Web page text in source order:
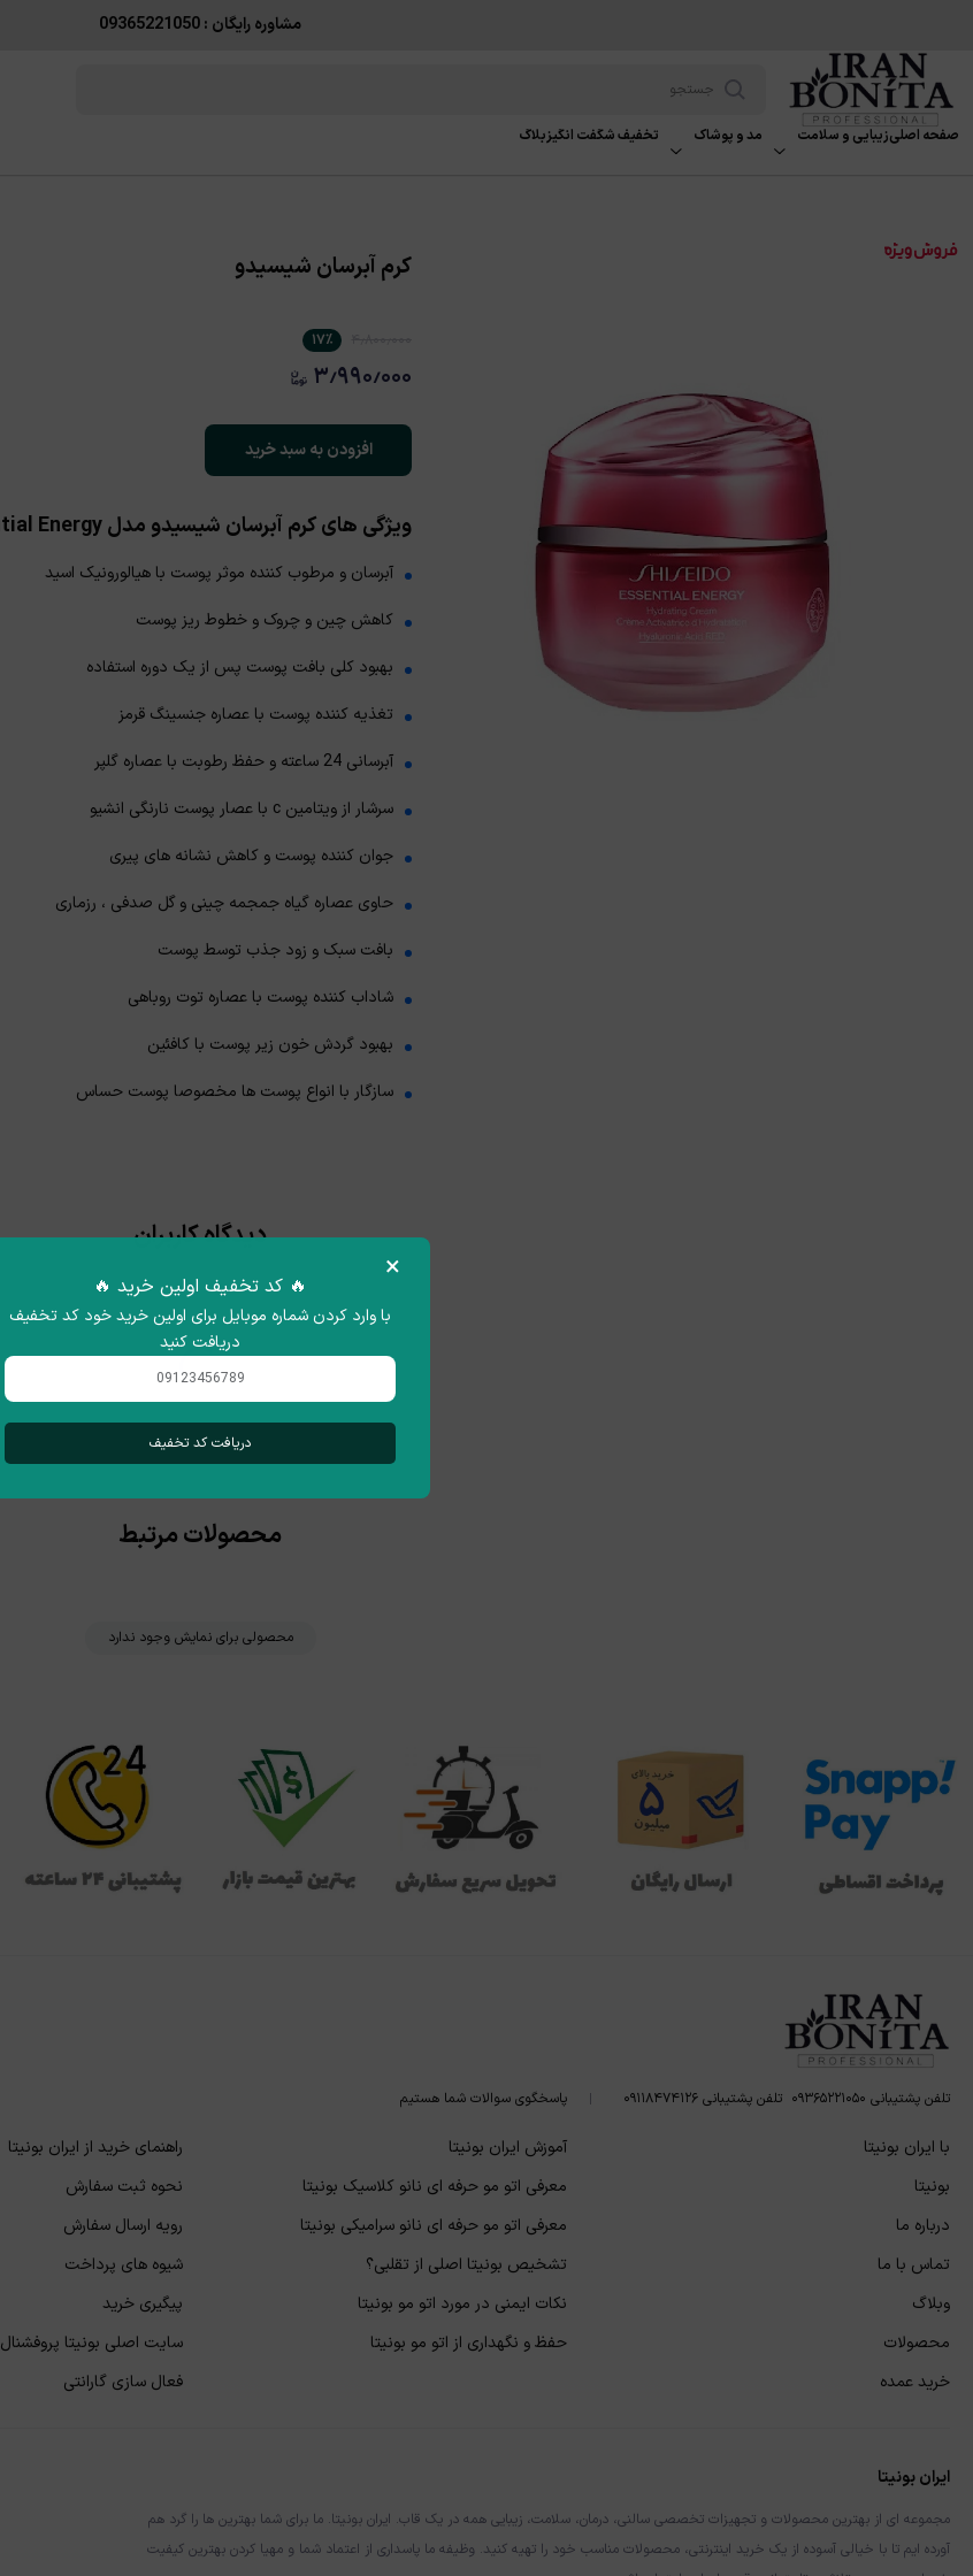
مشاوره رایگان : 09365221050
صفحه اصلیزیبایی و سلامت مد و پوشاک تخفیف شگفت انگیزبلاگ
کرم آبرسان شیسیدو
۱۷٪
۳٫۹۹۰٫۰۰۰
افزودن به سبد خرید
ویژگی های کرم آبرسان شیسیدو مدل Essential Energy
آبرسان و مرطوب کننده موثر پوست با هیالورونیک اسید
کاهش چین و چروک و خطوط ریز پوست
بهبود کلی بافت پوست پس از یک دوره استفاده
تغذیه کننده پوست با عصاره جنسینگ قرمز
آبرسانی 24 ساعته و حفظ رطوبت با عصاره گلپر
سرشار از ویتامین c با عصار پوست نارنگی انشیو
جوان کننده پوست و کاهش نشانه های پیری
حاوی عصاره گیاه جمجمه چینی و گل صدفی ، رزماری
بافت سبک و زود جذب توسط پوست
شاداب کننده پوست با عصاره توت روباهی
بهبود گردش خون زیر پوست با کافئین
سازگار با انواع پوست ها مخصوصا پوست حساس
دیدگاه کاربران
محصولات مرتبط
محصولی برای نمایش وجود ندارد
تلفن پشتیبانی ۰۹۳۶۵۲۲۱۰۵۰ تلفن پشتیبانی ۰۹۱۱۸۴۷۴۱۲۶ پاسخگوی سوالات شما هستیم
با ایران بونیتا
بونیتا
درباره ما
تماس با ما
وبلاگ
محصولات
خرید عمده
آموزش ایران بونیتا
معرفی اتو مو حرفه ای نانو کلاسیک بونیتا
معرفی اتو مو حرفه ای نانو سرامیکی بونیتا
تشخیص بونیتا اصلی از تقلبی؟
نکات ایمنی در مورد اتو مو بونیتا
حفظ و نگهداری از اتو مو بونیتا
راهنمای خرید از ایران بونیتا
نحوه ثبت سفارش
رویه ارسال سفارش
شیوه های پرداخت
پیگیری خرید
سایت اصلی بونیتا پروفشنال
فعال سازی گارانتی
ایران بونیتا
مجموعه ای از بهترین محصولات و تجهیزات تخصصی سالنی، درمان، سلامت، زیبایی همه در یک قاب. ایران بونیتا. ما برای شما بهترین ها را گرد هم
آورده ایم تا با خیالی آسوده از یک خرید اینترنتی، محصولات مناسب خود را تهیه کنید. وظیفه ما پاسداری از اعتماد شما و مهیا کردن بهترین کیفیت
× 🔥 کد تخفیف اولین خرید 🔥
با وارد کردن شماره موبایل برای اولین خرید خود کد تخفیف
دریافت کنید
دریافت کد تخفیف